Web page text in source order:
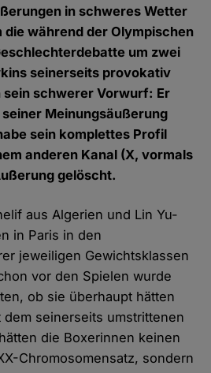
in schweres Wetter
die während der Olympischen
um zwei
seinerseits provokativ
sein schwerer Vorwurf: Er
Meinungsäußerung
sein komplettes Profil
anderen Kanal (X, vormals
gelöscht.
aus Algerien und Lin Yu-
in Paris in den
jeweiligen Gewichtsklassen
vor den Spielen wurde
ob sie überhaupt hätten
seinerseits umstrittenen
hätten die Boxerinnen keinen
Chromosomensatz, sondern